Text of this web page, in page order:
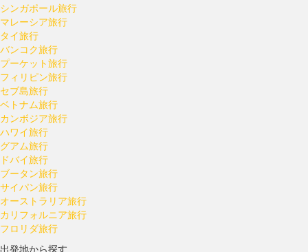
シンガポール旅行
マレーシア旅行
タイ旅行
バンコク旅行
プーケット旅行
フィリピン旅行
セブ島旅行
ベトナム旅行
カンボジア旅行
ハワイ旅行
グアム旅行
ドバイ旅行
ブータン旅行
サイパン旅行
オーストラリア旅行
カリフォルニア旅行
フロリダ旅行
出発地から探す